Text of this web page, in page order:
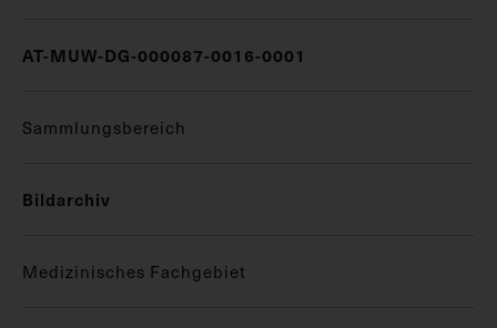
AT-MUW-DG-000087-0016-0001
Sammlungsbereich
Bildarchiv
Medizinisches Fachgebiet